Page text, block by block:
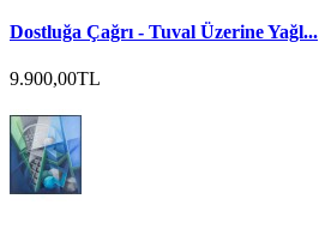
Dostluğa Çağrı - Tuval Üzerine Yağl...
9.900,00TL